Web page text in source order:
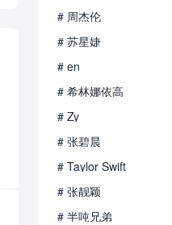
# 周杰伦
# 苏星婕
# en
# 希林娜依高
# Zy
# 张碧晨
# Taylor Swift
# 张靓颖
# 半吨兄弟